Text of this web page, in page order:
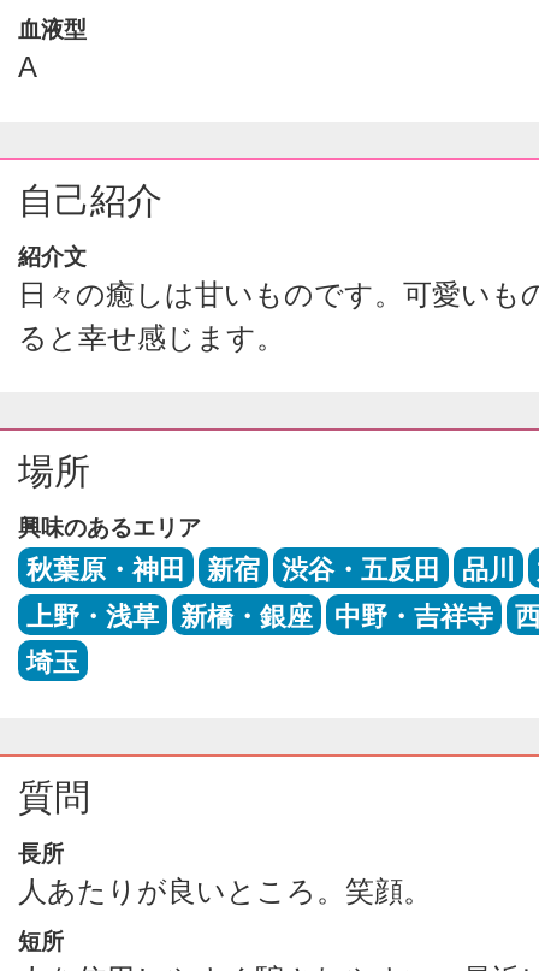
血液型
A
自己紹介
紹介文
日々の癒しは甘いものです。可愛いも
ると幸せ感じます。
場所
興味のあるエリア
秋葉原・神田 新宿 渋谷・五反田 品川
上野・浅草
新橋・銀座 中野・吉祥寺
埼玉
質問
長所
人あたりが良いところ。笑顔。
短所